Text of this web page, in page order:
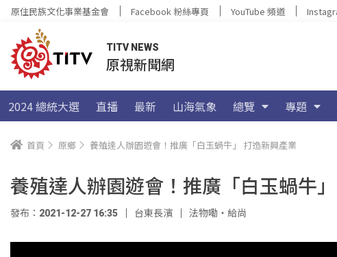
原住民族文化事業基金會 Facebook 粉絲專頁 YouTube 頻道
TITV NEWS
原視新聞網
2024 總統大選 直播 最新 山海氣象 總覽 專題
首頁 原鄉 養殖達人辦園遊會！推廣「白玉蝸牛」 打造新興產業
養殖達人辦園遊會！推廣「白玉蝸牛
發布：2021-12-27 16:35 台東長濱 法物嘞‧給尚